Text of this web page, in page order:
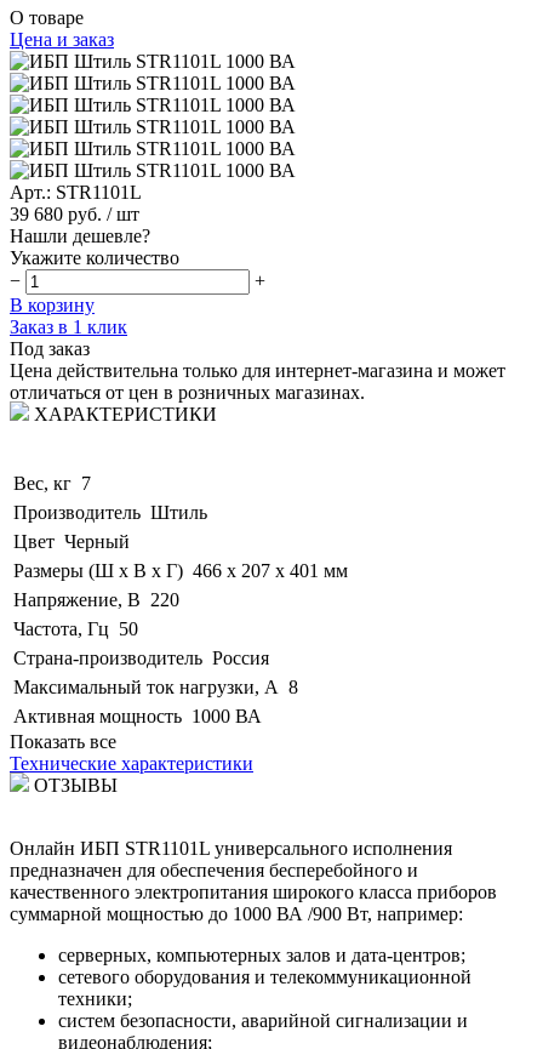
О товаре
Цена и заказ
Арт.: STR1101L
39 680 руб. / шт
Нашли дешевле?
Укажите количество
−
+
В корзину
Заказ в 1 клик
Под заказ
Цена действительна только для интернет-магазина и может
отличаться от цен в розничных магазинах.
ХАРАКТЕРИСТИКИ
Вес, кг 7
Производитель Штиль
Цвет Черный
Размеры (Ш x В x Г) 466 х 207 х 401 мм
Напряжение, В 220
Частота, Гц 50
Страна-производитель Россия
Максимальный ток нагрузки, А 8
Активная мощность 1000 ВА
Показать все
Технические характеристики
ОТЗЫВЫ
Онлайн ИБП STR1101L универсального исполнения
предназначен для обеспечения бесперебойного и
качественного электропитания широкого класса приборов
суммарной мощностью до 1000 ВА /900 Вт, например:
серверных, компьютерных залов и дата-центров;
сетевого оборудования и телекоммуникационной
техники;
систем безопасности, аварийной сигнализации и
видеонаблюдения;